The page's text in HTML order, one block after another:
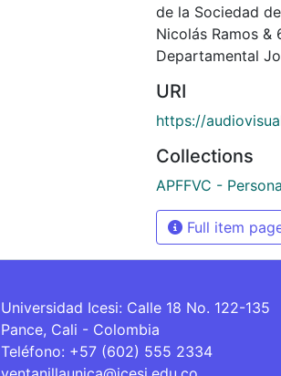
de la Sociedad
Nicolás Ramos &
Departamental
URI
https://
Collections
APFFVC -
Full item
Universidad Icesi: Calle 18 No. 122-135
Pance, Cali - Colombia
Teléfono: +57 (602) 555 2334